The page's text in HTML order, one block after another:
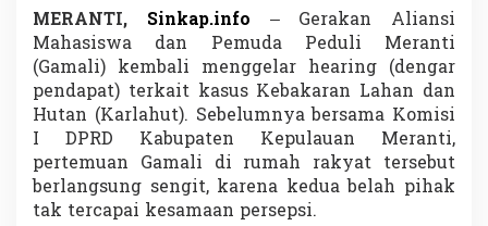
m
a
l
i
d
a
n
e
n
MERANTI, Sinkap.info – Gerakan Aliansi
Mahasiswa dan Pemuda Peduli Meranti
(Gamali) kembali menggelar hearing (dengar
pendapat) terkait kasus Kebakaran Lahan dan
Hutan (Karlahut). Sebelumnya bersama Komisi
I DPRD Kabupaten Kepulauan Meranti,
pertemuan Gamali di rumah rakyat tersebut
berlangsung sengit, karena kedua belah pihak
tak tercapai kesamaan persepsi.